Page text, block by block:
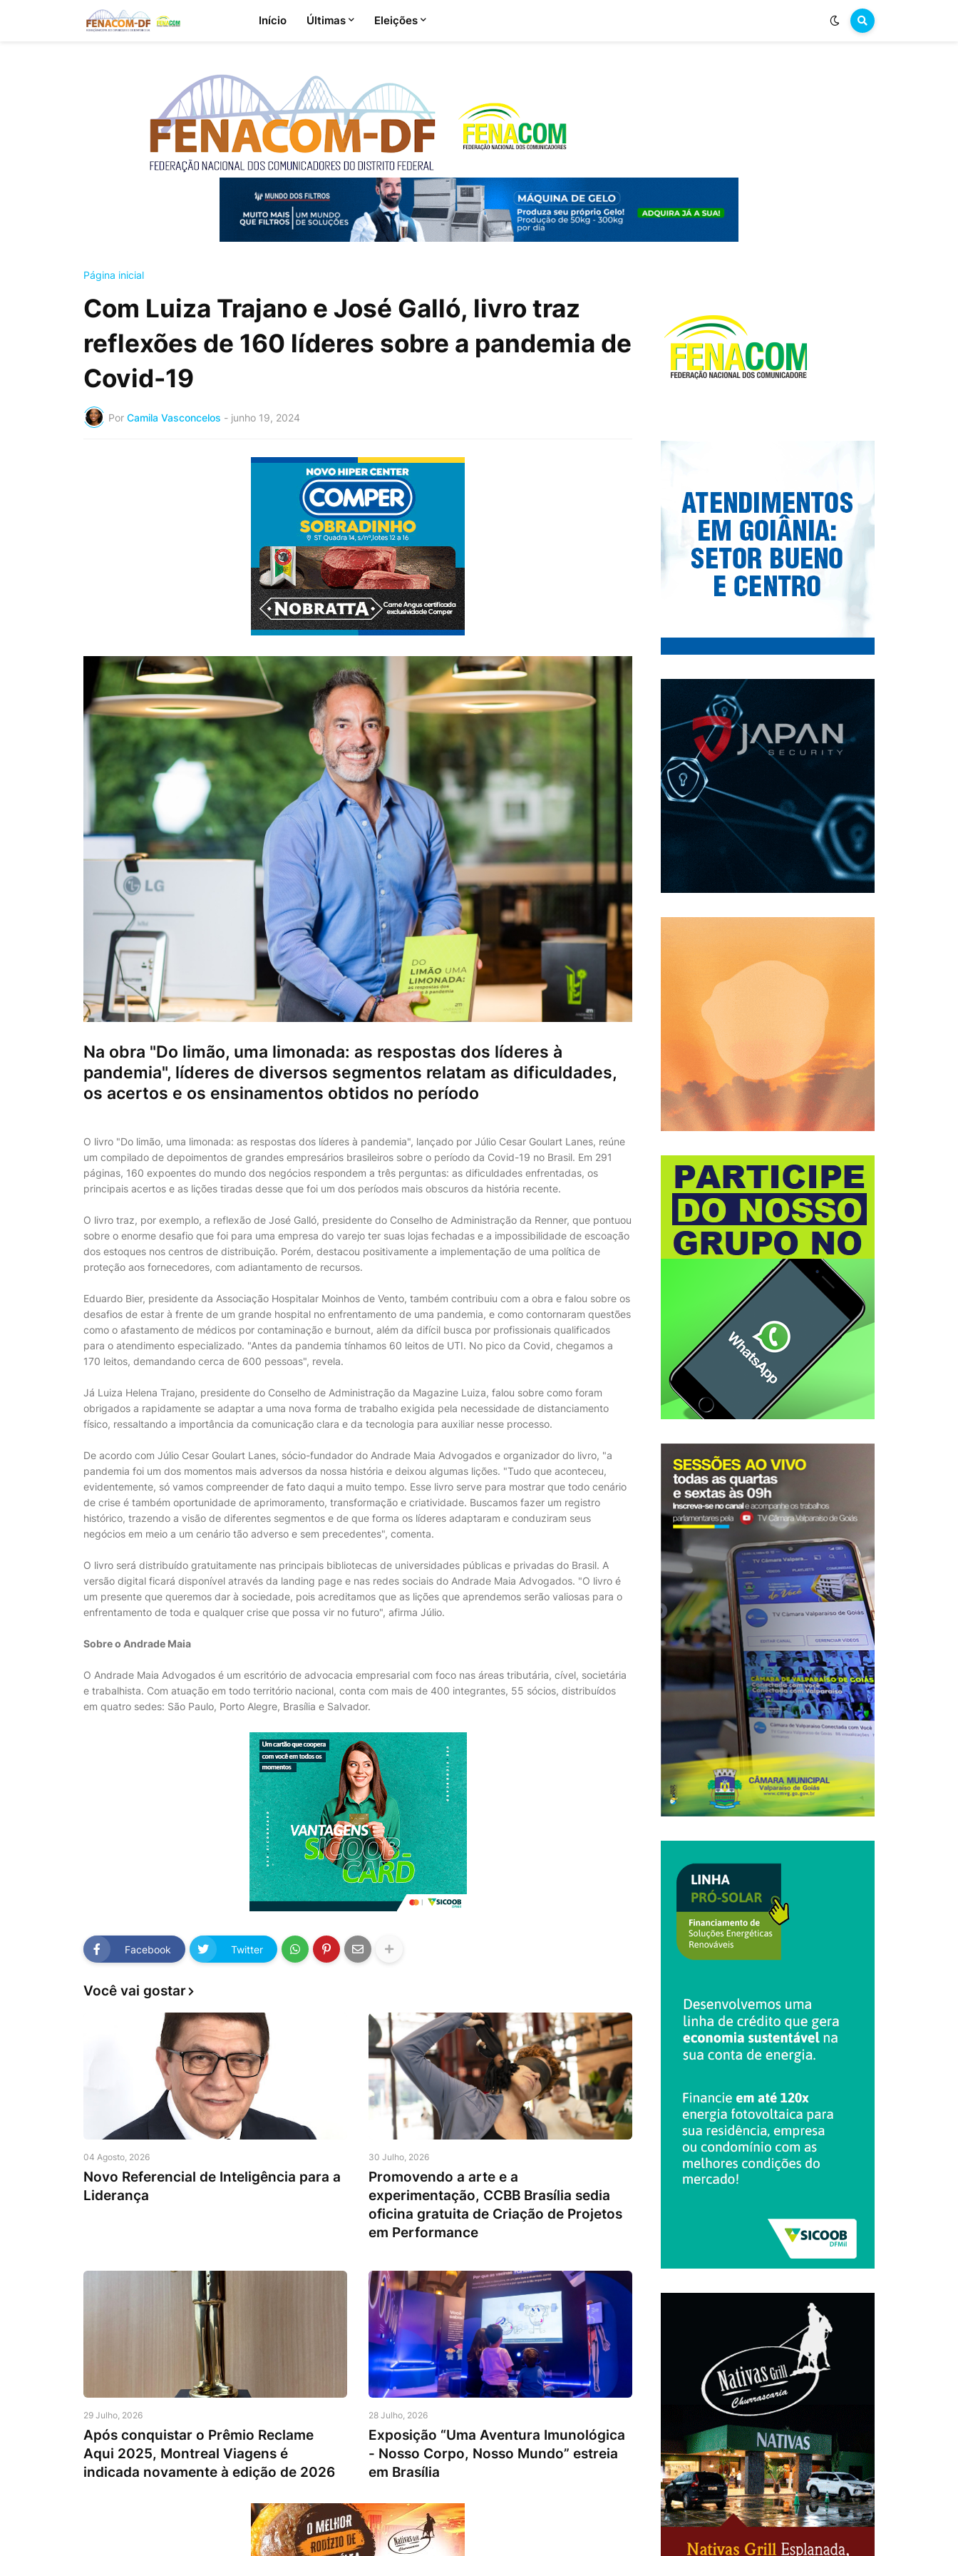
Início Últimas Eleições
Página inicial
Com Luiza Trajano e José Galló, livro traz
reflexões de 160 líderes sobre a pandemia de
Covid-19
Por Camila Vasconcelos - junho 19, 2024
Na obra "Do limão, uma limonada: as respostas dos líderes à
pandemia", líderes de diversos segmentos relatam as dificuldades,
os acertos e os ensinamentos obtidos no período
O livro "Do limão, uma limonada: as respostas dos líderes à pandemia", lançado por Júlio Cesar Goulart Lanes, reúne
um compilado de depoimentos de grandes empresários brasileiros sobre o período da Covid-19 no Brasil. Em 291
páginas, 160 expoentes do mundo dos negócios respondem a três perguntas: as dificuldades enfrentadas, os
principais acertos e as lições tiradas desse que foi um dos períodos mais obscuros da história recente.
O livro traz, por exemplo, a reflexão de José Galló, presidente do Conselho de Administração da Renner, que pontuou
sobre o enorme desafio que foi para uma empresa do varejo ter suas lojas fechadas e a impossibilidade de escoação
dos estoques nos centros de distribuição. Porém, destacou positivamente a implementação de uma política de
proteção aos fornecedores, com adiantamento de recursos.
Eduardo Bier, presidente da Associação Hospitalar Moinhos de Vento, também contribuiu com a obra e falou sobre os
desafios de estar à frente de um grande hospital no enfrentamento de uma pandemia, e como contornaram questões
como o afastamento de médicos por contaminação e burnout, além da difícil busca por profissionais qualificados
para o atendimento especializado. "Antes da pandemia tínhamos 60 leitos de UTI. No pico da Covid, chegamos a
170 leitos, demandando cerca de 600 pessoas", revela.
Já Luiza Helena Trajano, presidente do Conselho de Administração da Magazine Luiza, falou sobre como foram
obrigados a rapidamente se adaptar a uma nova forma de trabalho exigida pela necessidade de distanciamento
físico, ressaltando a importância da comunicação clara e da tecnologia para auxiliar nesse processo.
De acordo com Júlio Cesar Goulart Lanes, sócio-fundador do Andrade Maia Advogados e organizador do livro, "a
pandemia foi um dos momentos mais adversos da nossa história e deixou algumas lições. "Tudo que aconteceu,
evidentemente, só vamos compreender de fato daqui a muito tempo. Esse livro serve para mostrar que todo cenário
de crise é também oportunidade de aprimoramento, transformação e criatividade. Buscamos fazer um registro
histórico, trazendo a visão de diferentes segmentos e de que forma os líderes adaptaram e conduziram seus
negócios em meio a um cenário tão adverso e sem precedentes", comenta.
O livro será distribuído gratuitamente nas principais bibliotecas de universidades públicas e privadas do Brasil. A
versão digital ficará disponível através da landing page e nas redes sociais do Andrade Maia Advogados. "O livro é
um presente que queremos dar à sociedade, pois acreditamos que as lições que aprendemos serão valiosas para o
enfrentamento de toda e qualquer crise que possa vir no futuro", afirma Júlio.
Sobre o Andrade Maia
O Andrade Maia Advogados é um escritório de advocacia empresarial com foco nas áreas tributária, cível, societária
e trabalhista. Com atuação em todo território nacional, conta com mais de 400 integrantes, 55 sócios, distribuídos
em quatro sedes: São Paulo, Porto Alegre, Brasília e Salvador.
Facebook Twitter
Você vai gostar
04 Agosto, 2026
Novo Referencial de Inteligência para a
Liderança
30 Julho, 2026
Promovendo a arte e a
experimentação, CCBB Brasília sedia
oficina gratuita de Criação de Projetos
em Performance
29 Julho, 2026
Após conquistar o Prêmio Reclame
Aqui 2025, Montreal Viagens é
indicada novamente à edição de 2026
28 Julho, 2026
Exposição “Uma Aventura Imunológica
- Nosso Corpo, Nosso Mundo” estreia
em Brasília